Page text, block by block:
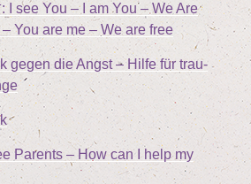
: I see You – I am You – We Are
You are me – We are free
gegen die Angst – Hil­fe für trau­
Par­ents – How can I help my